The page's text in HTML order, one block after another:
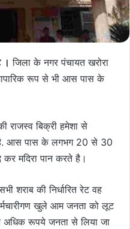
। जिला के नगर पंचायत खरोरा
रूप से भी आस पास के
राजस्व बिक्री हमेशा से
है. आस पास के लगभग 20 से 30
कर मदिरा पान करते है।
शराब की निर्धारित रेट वह
खुले आम जनता को लूट
रूपये जनता से लिया जा